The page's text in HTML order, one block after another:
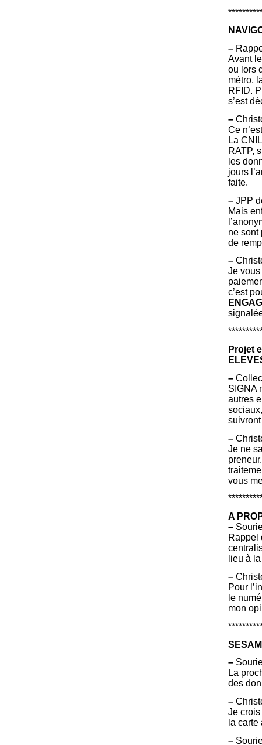
–
Avant
ou lors
métro,
RFID.
s’est
–
Ce
La
RATP,
les
jours
faite.
– JPP
Mais
ne sont
de
–
Je
c’est
Projet
–
SIGNA
autres
–
Je ne
vous
A
–
Rappel
lieu à
–
Pour
le
mon
–
La
des
–
Je crois
la carte
–